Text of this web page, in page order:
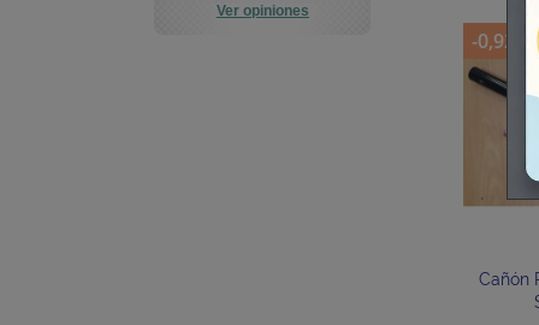
Ver opiniones
Cañón
-0,92 €